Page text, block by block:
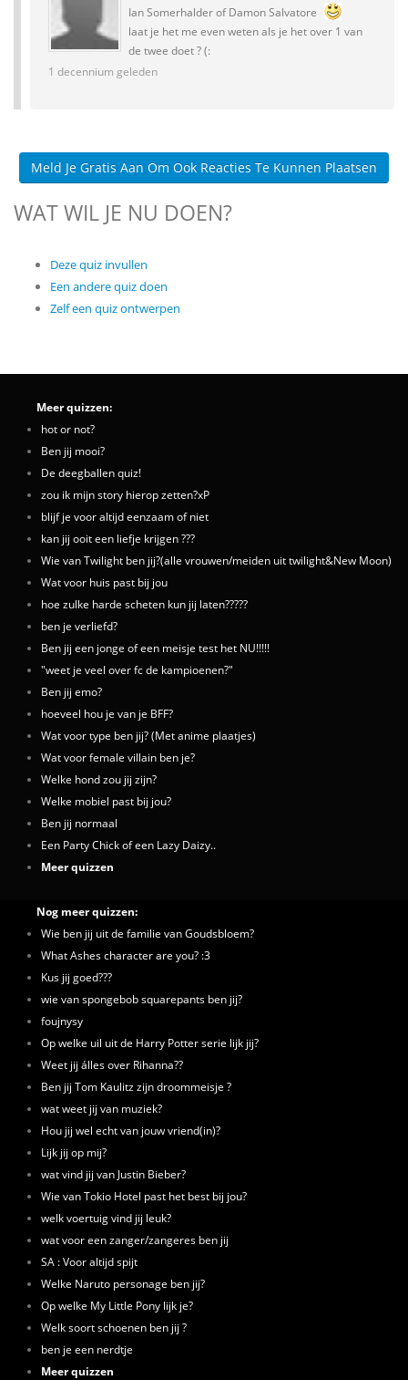
Ian Somerhalder of Damon Salvatore
laat je het me even weten als je het over 1 van
de twee doet ? (:
1 decennium geleden
Meld Je Gratis Aan Om Ook Reacties Te Kunnen Plaatsen
WAT WIL JE NU DOEN?
Deze quiz invullen
Een andere quiz doen
Zelf een quiz ontwerpen
Meer quizzen:
hot or not?
Ben jij mooi?
De deegballen quiz!
zou ik mijn story hierop zetten?xP
blijf je voor altijd eenzaam of niet
kan jij ooit een liefje krijgen ???
Wie van Twilight ben jij?(alle vrouwen/meiden uit twilight&New Moon)
Wat voor huis past bij jou
hoe zulke harde scheten kun jij laten?????
ben je verliefd?
Ben jij een jonge of een meisje test het NU!!!!!
"weet je veel over fc de kampioenen?"
Ben jij emo?
hoeveel hou je van je BFF?
Wat voor type ben jij? (Met anime plaatjes)
Wat voor female villain ben je?
Welke hond zou jij zijn?
Welke mobiel past bij jou?
Ben jij normaal
Een Party Chick of een Lazy Daizy..
Meer quizzen
Nog meer quizzen:
Wie ben jij uit de familie van Goudsbloem?
What Ashes character are you? :3
Kus jij goed???
wie van spongebob squarepants ben jij?
foujnysy
Op welke uil uit de Harry Potter serie lijk jij?
Weet jij álles over Rihanna??
Ben jij Tom Kaulitz zijn droommeisje ?
wat weet jij van muziek?
Hou jij wel echt van jouw vriend(in)?
Lijk jij op mij?
wat vind jij van Justin Bieber?
Wie van Tokio Hotel past het best bij jou?
welk voertuig vind jij leuk?
wat voor een zanger/zangeres ben jij
SA : Voor altijd spijt
Welke Naruto personage ben jij?
Op welke My Little Pony lijk je?
Welk soort schoenen ben jij ?
ben je een nerdtje
Meer quizzen